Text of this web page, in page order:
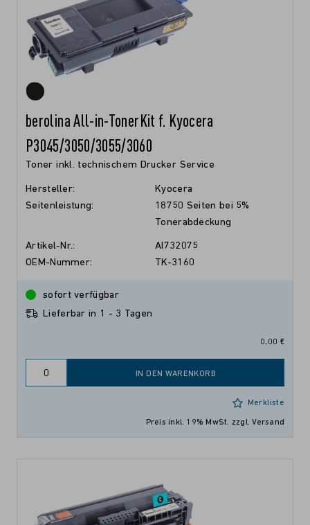
berolina All-in-TonerKit f. Kyocera
P3045/3050/3055/3060
Toner inkl. technischem Drucker Service
Hersteller:
Kyocera
Seitenleistung:
18750 Seiten bei 5%
Tonerabdeckung
Artikel-Nr.:
AI732075
OEM-Nummer:
TK-3160
0,00 €
sofort verfügbar
Lieferbar in 1 - 3 Tagen
IN DEN WARENKORB
Merkliste
Preis inkl. 19% MwSt. zzgl. Versand